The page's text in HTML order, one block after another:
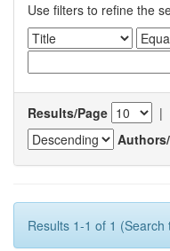
Use filters to refine the
Results/Page |
Results 1-1 of 1